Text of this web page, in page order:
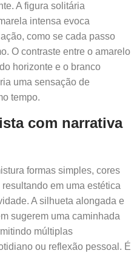
A figura solitária
intensa evoca
como se cada passo
O contraste entre o amarelo
horizonte e o branco
uma sensação de
tempo.
com narrativa
formas simples, cores
em uma estética
A silhueta alongada e
sugerem uma caminhada
múltiplas
ou reflexão pessoal. É